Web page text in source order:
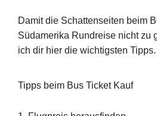
Damit die Schattenseiten beim
Südamerika Rundreise nicht zu
ich dir hier die wichtigsten Tipps.
Tipps beim Bus Ticket Kauf